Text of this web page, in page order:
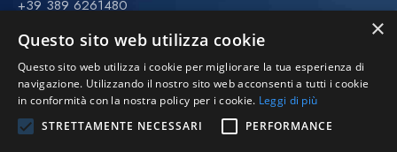
+39 389 6261480
(maggio-settembre)
vela@avll.it
regate@avll.it
scuolavela@avll.it
FOLLOW US
×
Questo sito web utilizza cookie
Questo sito web utilizza i cookie per migliorare la tua esperienza di
navigazione. Utilizzando il nostro sito web acconsenti a tutti i cookie
in conformità con la nostra policy per i cookie. Leggi di più
STRETTAMENTE NECESSARI
PERFORMANCE